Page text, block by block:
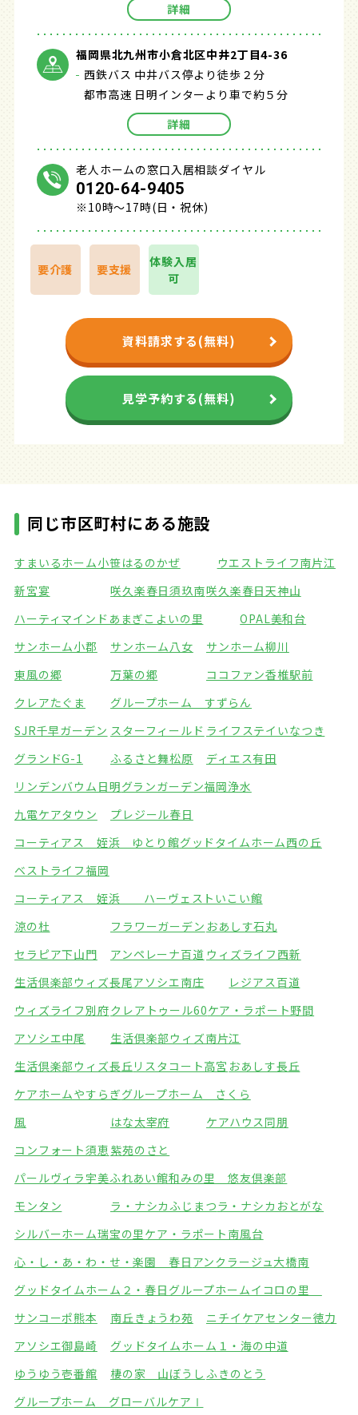
詳細
福岡県北九州市小倉北区中井2丁目4-36
西鉄バス 中井バス停より徒歩２分
都市高速 日明インターより車で約５分
詳細
老人ホームの窓口入居相談ダイヤル
0120-64-9405
※10時～17時(日・祝休)
要介護 要支援
体験入居
可
資料請求する(無料)
見学予約する(無料)
同じ市区町村にある施設
すまいるホーム小笹はるのかぜ
ウエストライフ南片江
新宮宴
咲久楽春日須玖南咲久楽春日天神山
ハーティマインドあまぎ こよいの里
OPAL美和台
サンホーム小郡
サンホーム八女
サンホーム柳川
東風の郷
万葉の郷
ココファン香椎駅前
クレアたぐま
グループホーム すずらん
SJR千早ガーデン スターフィールド ライフステイいなつき
グランドG-1
ふるさと舞松原
ディエス有田
リンデンバウム日明グランガーデン福岡浄水
九電ケアタウン
プレジール春日
コーティアス 姪浜 ゆとり館グッドタイムホーム西の丘
ベストライフ福岡
コーティアス 姪浜 ハーヴェストいこい館
涼の杜
フラワーガーデン おあしす石丸
セラピア下山門
アンペレーナ百道 ウィズライフ西新
生活倶楽部ウィズ長尾アソシエ南庄
レジアス百道
ウィズライフ別府クレアトゥール60ケア・ラポート野間
アソシエ中尾
生活倶楽部ウィズ南片江
生活倶楽部ウィズ長丘リスタコート高宮 おあしす長丘
ケアホームやすらぎグループホーム さくら
風
はな太宰府
ケアハウス同朋
コンフォート須恵 紫苑のさと
パールヴィラ宇美ふれあい館和みの里 悠友倶楽部
モンタン
ラ・ナシカふじまつラ・ナシカおとがな
シルバーホーム瑞宝の里 ケア・ラポート南風台
心・し・あ・わ・せ・楽園 春日 アンクラージュ大橋南
グッドタイムホーム２・春日 グループホームイコロの里
サンコーポ熊本
南丘きょうわ苑
ニチイケアセンター徳力
アソシエ御島崎
グッドタイムホーム１・海の中道
ゆうゆう壱番館
棲の家 山ぼうし ふきのとう
グループホーム グローバルケアⅠ